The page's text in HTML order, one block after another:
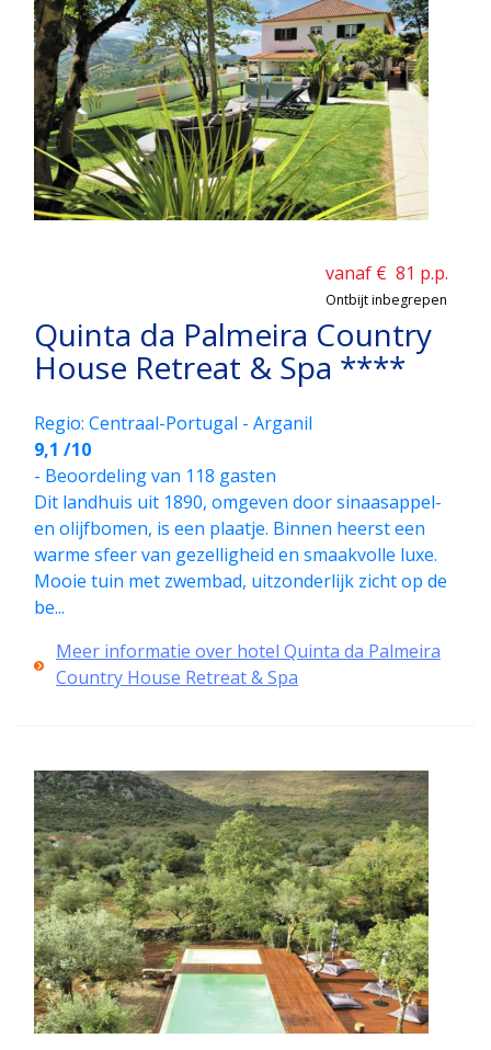
vanaf € 81 p.p.
Ontbijt inbegrepen
Quinta da Palmeira Country
House Retreat & Spa ****
Regio: Centraal-Portugal - Arganil
9,1 /10
- Beoordeling van 118 gasten
Dit landhuis uit 1890, omgeven door sinaasappel-
en olijfbomen, is een plaatje. Binnen heerst een
warme sfeer van gezellig­heid en smaakvolle luxe.
Mooie tuin met zwembad, uitzonderlijk zicht op de
be...
Meer informatie over hotel Quinta da Palmeira
Country House Retreat & Spa